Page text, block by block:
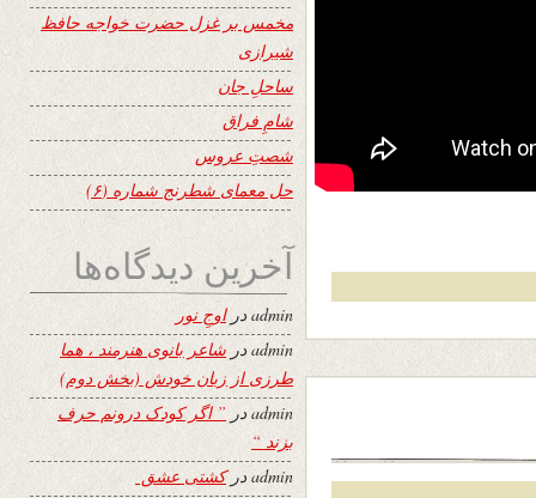
مخمس بر غزل حضرت خواجه حافظ
شیرازی
ساحلِ جان
شامِ فراق
شصتِ عروس
حل معمای شطرنج شماره (۶)
آخرین دیدگاه‌ها
adminدراوجِ نور
adminدر شاعر بانوی هنرمند ، هما
طرزی از زبان خودش (بخش دوم)
adminدر ” اگر کودک درونم حرف
بزند “
adminدرکشتی عشق